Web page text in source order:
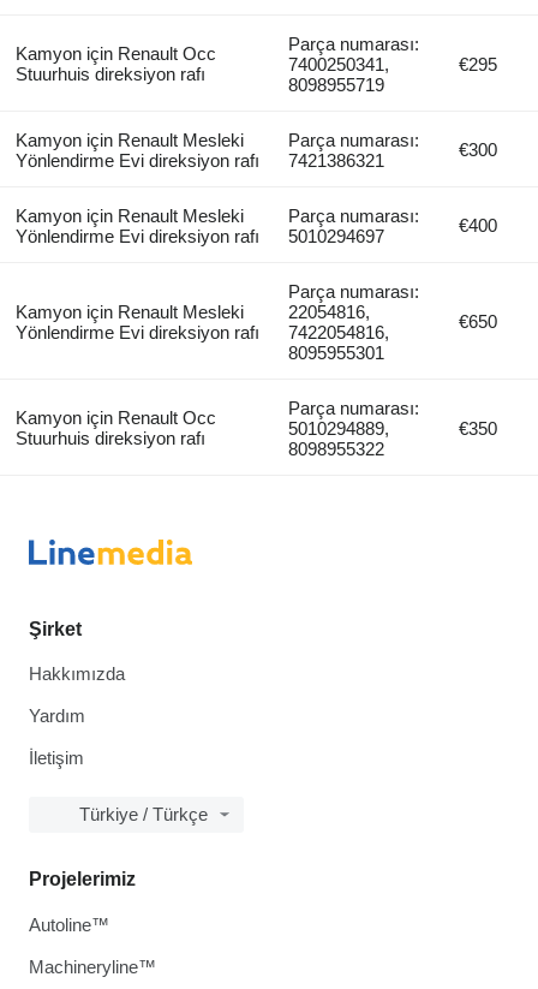
Kamyon için Renault Occ
Stuurhuis direksiyon rafı
Parça numarası:
7400250341,
8098955719
€295
Kamyon için Renault Mesleki
Yönlendirme Evi direksiyon rafı
Parça numarası:
7421386321
€300
Kamyon için Renault Mesleki
Yönlendirme Evi direksiyon rafı
Parça numarası:
5010294697
€400
Kamyon için Renault Mesleki
Yönlendirme Evi direksiyon rafı
Parça numarası:
22054816,
7422054816,
8095955301
€650
Kamyon için Renault Occ
Stuurhuis direksiyon rafı
Parça numarası:
5010294889,
8098955322
€350
Şirket
Hakkımızda
Yardım
İletişim
Türkiye / Türkçe
Projelerimiz
Autoline™
Machineryline™